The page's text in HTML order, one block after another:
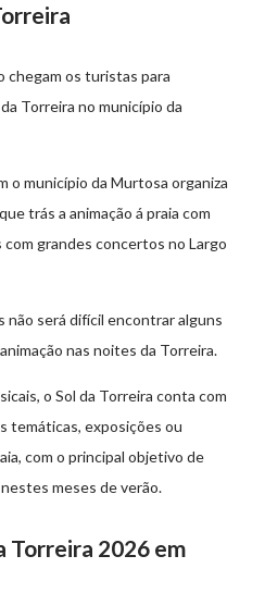
chegam os turistas para
Torreira no município da
o município da Murtosa organiza
trás a animação á praia com
grandes concertos no Largo
não será difícil encontrar alguns
nas noites da Torreira.
o Sol da Torreira conta com
temáticas, exposições ou
com o principal objetivo de
meses de verão.
Torreira 2026 em